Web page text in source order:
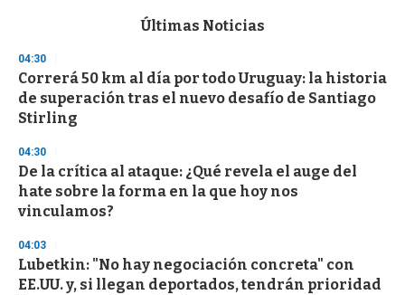
d
s
o
f
3
s
e
c
o
n
s
Últimas Noticias
04:30
Correrá 50 km al día por todo Uruguay: la historia
de superación tras el nuevo desafío de Santiago
Stirling
04:30
De la crítica al ataque: ¿Qué revela el auge del
hate sobre la forma en la que hoy nos
vinculamos?
04:03
Lubetkin: "No hay negociación concreta" con
EE.UU. y, si llegan deportados, tendrán prioridad